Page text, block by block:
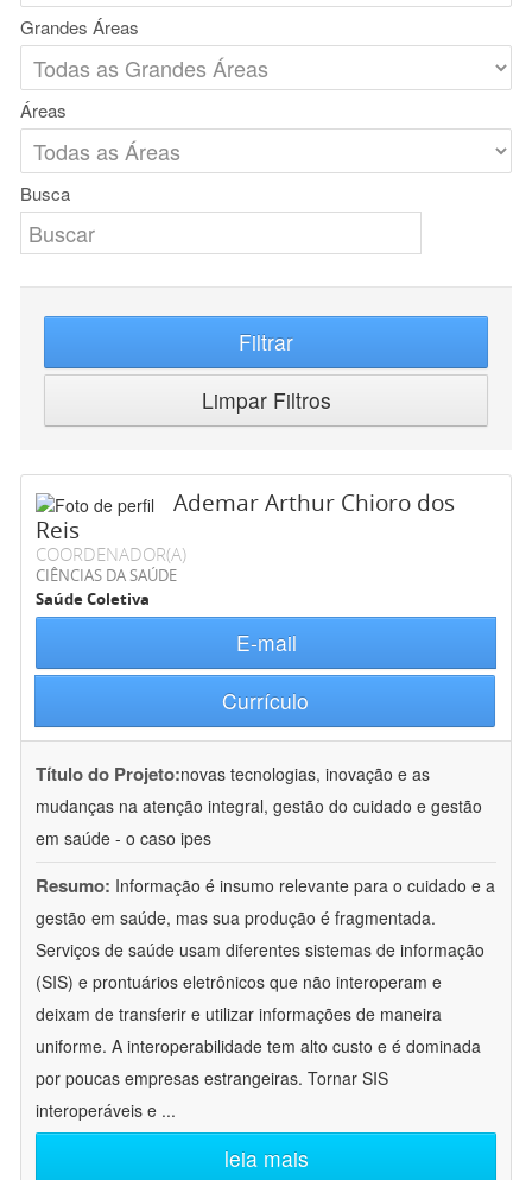
Grandes Áreas
Áreas
Busca
Filtrar
Limpar Filtros
Ademar Arthur Chioro dos
Reis
COORDENADOR(A)
CIÊNCIAS DA SAÚDE
Saúde Coletiva
E-mail
Currículo
Título do Projeto:novas tecnologias, inovação e as
mudanças na atenção integral, gestão do cuidado e gestão
em saúde - o caso ipes
Resumo: Informação é insumo relevante para o cuidado e a
gestão em saúde, mas sua produção é fragmentada.
Serviços de saúde usam diferentes sistemas de informação
(SIS) e prontuários eletrônicos que não interoperam e
deixam de transferir e utilizar informações de maneira
uniforme. A interoperabilidade tem alto custo e é dominada
por poucas empresas estrangeiras. Tornar SIS
interoperáveis e ...
leia mais